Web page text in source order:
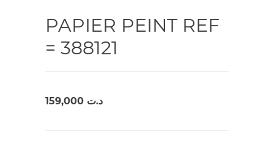
PAPIER PEINT REF
= 388121
د.ت